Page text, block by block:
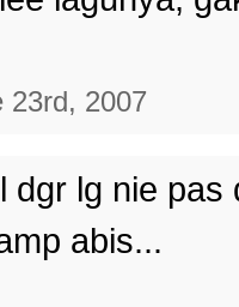
23rd, 2007
dgr lg nie
abis...